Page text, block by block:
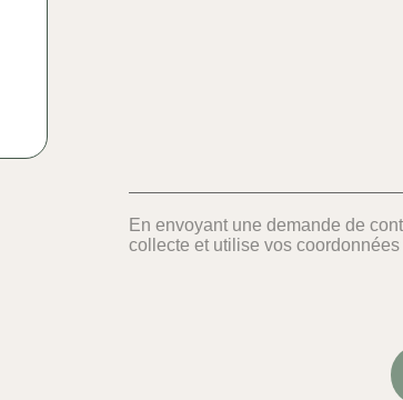
En envoyant une demande de
collecte et utilise vos